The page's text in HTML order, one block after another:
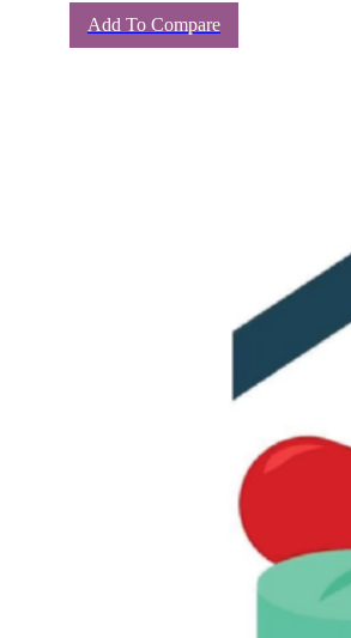
7.00 ฿
through
page
Add To Compare